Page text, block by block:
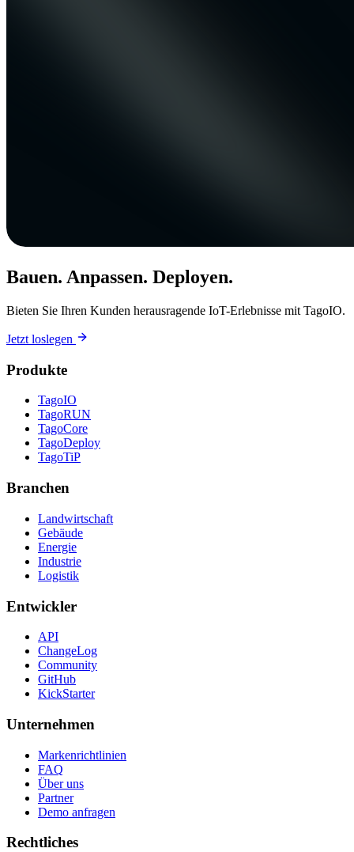
Bauen. Anpassen. Deployen.
Bieten Sie Ihren Kunden herausragende IoT-Erlebnisse mit TagoIO.
Jetzt loslegen
Produkte
TagoIO
TagoRUN
TagoCore
TagoDeploy
TagoTiP
Branchen
Landwirtschaft
Gebäude
Energie
Industrie
Logistik
Entwickler
API
ChangeLog
Community
GitHub
KickStarter
Unternehmen
Markenrichtlinien
FAQ
Über uns
Partner
Demo anfragen
Rechtliches